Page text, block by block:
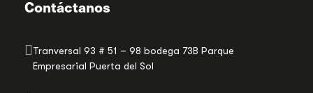
Contáctanos
Tranversal 93 # 51 – 98 bodega 73B Parque
Empresarial Puerta del Sol